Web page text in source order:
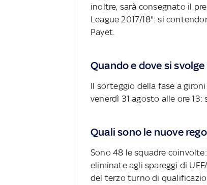
inoltre, sarà consegnato il
League 2017/18": si
Payet.
Quando e dove si
Il sorteggio della fase a gironi
venerdì 31 agosto alle ore
Quali sono le nuove
Sono 48 le squadre
eliminate agli spareggi di
del terzo turno di